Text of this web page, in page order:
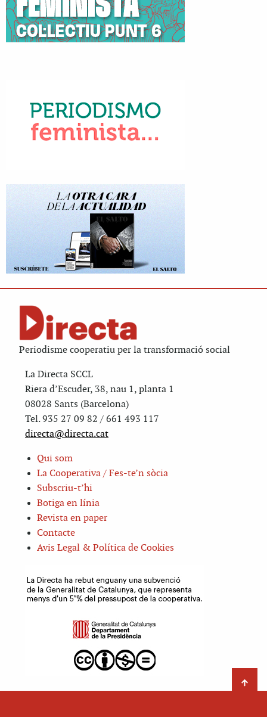
Periodisme cooperatiu per la transformació social
La Directa SCCL
Riera d’Escuder, 38, nau 1, planta 1
08028 Sants (Barcelona)
Tel. 935 27 09 82 / 661 493 117
directa@directa.cat
Qui som
La Cooperativa / Fes-te’n sòcia
Subscriu-t’hi
Botiga en línia
Revista en paper
Contacte
Avis Legal & Política de Cookies